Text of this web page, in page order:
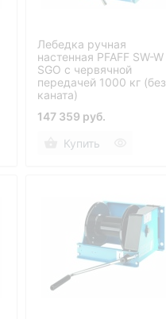
Лебедка ручная
настенная PFAFF SW-W
SGO с червячной
передачей 1000 кг (без
каната)
147 359 руб.
Купить